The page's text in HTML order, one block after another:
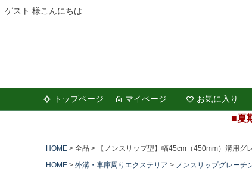
ゲスト 様こんにちは
トップページ
マイページ お気に入り
■夏
商
HOME 全品
【ノンスリップ型】幅45cm（450mm）溝用
HOME
外溝・車庫周りエクステリア ノンスリップグレーチ